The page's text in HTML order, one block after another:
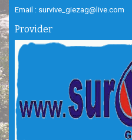
Email : survive_giezag@live.com
Provider